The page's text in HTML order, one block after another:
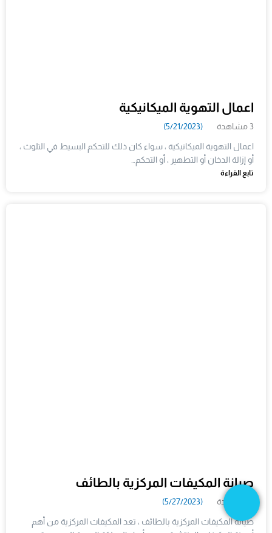
اعمال التهوية الميكانيكية
3 مشاهدة (5/21/2023)
اعمال التهوية الميكانيكية ، سواء كان ذلك للتحكم البسيط في التلوث ،
أو إزالة الدخان أو التطهير ، أو التحكم…
تابع القراءة
صيانة المكيفات المركزية بالطائف
(5/27/2023)
صيانة المكيفات المركزية بالطائف ، تعد المكيفات المركزية من أهم